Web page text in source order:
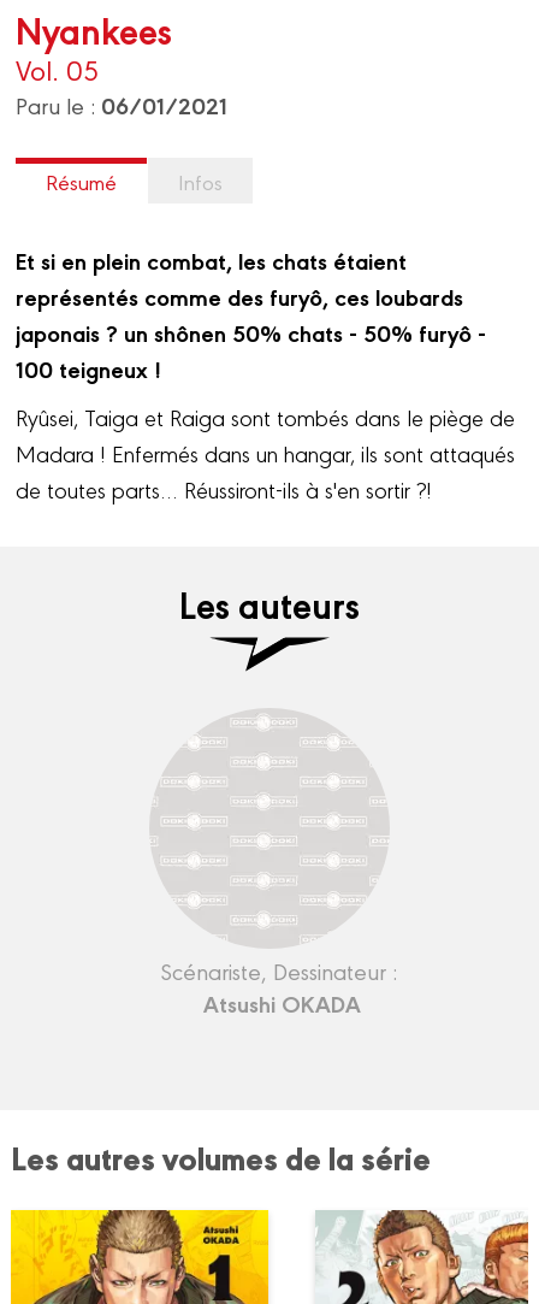
Nyankees
Vol. 05
Paru le : 06/01/2021
Résumé Infos
Et si en plein combat, les chats étaient
représentés comme des furyô, ces loubards
japonais ? un shônen 50% chats - 50% furyô -
100 teigneux !
Ryûsei, Taiga et Raiga sont tombés dans le piège de
Madara ! Enfermés dans un hangar, ils sont attaqués
de toutes parts… Réussiront-ils à s'en sortir ?!
Les auteurs
Scénariste, Dessinateur :
Atsushi OKADA
Les autres volumes de la série